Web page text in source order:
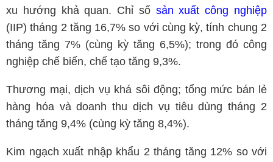
xu hướng khả quan. Chỉ số sản xuất công nghiệp
(IIP) tháng 2 tăng 16,7% so với cùng kỳ, tính chung 2
tháng tăng 7% (cùng kỳ tăng 6,5%); trong đó công
nghiệp chế biến, chế tạo tăng 9,3%.
Thương mại, dịch vụ khá sôi động; tổng mức bán lẻ
hàng hóa và doanh thu dịch vụ tiêu dùng tháng 2
tháng tăng 9,4% (cùng kỳ tăng 8,4%).
Kim ngạch xuất nhập khẩu 2 tháng tăng 12% so với